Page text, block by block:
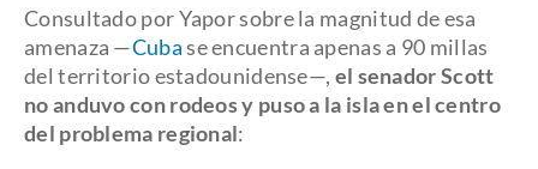
Consultado por Yapor sobre la magnitud de esa
amenaza —Cubase encuentra apenas a 90 millas
del territorio estadounidense—, el senador Scott
no anduvo con rodeos y puso a la isla en el centro
del problema regional: